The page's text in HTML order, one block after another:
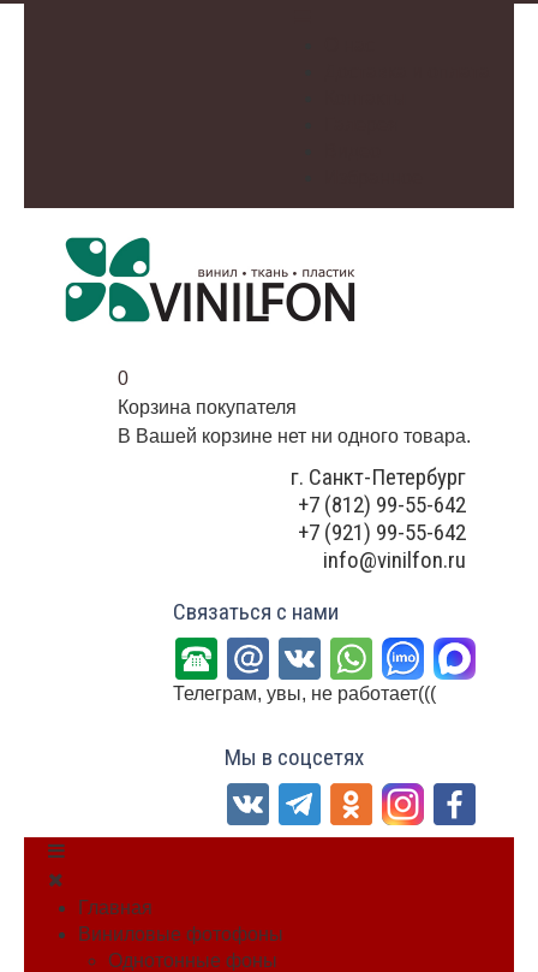
0
Корзина покупателя
В Вашей корзине нет ни одного товара.
г. Санкт-Петербург
+7 (812) 99-55-642
+7 (921) 99-55-642
info@vinilfon.ru
Связаться с нами
Телеграм, увы, не работает(((
Мы в соцсетях
Главная
Виниловые фотофоны
Однотонные фоны